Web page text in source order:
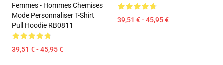
Femmes - Hommes Chemises
Mode Personnaliser T-Shirt
Pull Hoodie RB0811
39,51 € - 45,95 €
39,51 € - 45,95 €